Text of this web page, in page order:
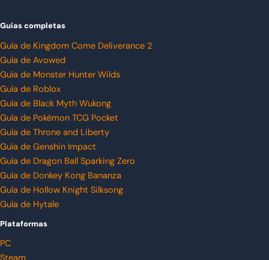
Guías completas
Guía de Kingdom Come Deliverance 2
Guía de Avowed
Guía de Monster Hunter Wilds
Guía de Roblox
Guía de Black Myth Wukong
Guía de Pokémon TCG Pocket
Guía de Throne and Liberty
Guía de Genshin Impact
Guía de Dragon Ball Sparking Zero
Guía de Donkey Kong Bananza
Guía de Hollow Knight Silksong
Guía de Hytale
Plataformas
PC